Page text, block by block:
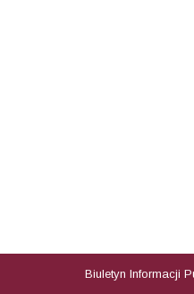
Biuletyn Informacji